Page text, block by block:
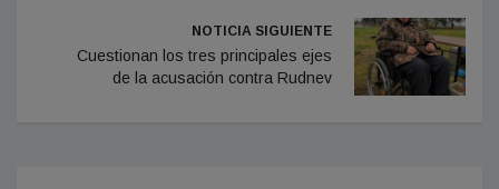
NOTICIA SIGUIENTE
Cuestionan los tres principales ejes
de la acusación contra Rudnev